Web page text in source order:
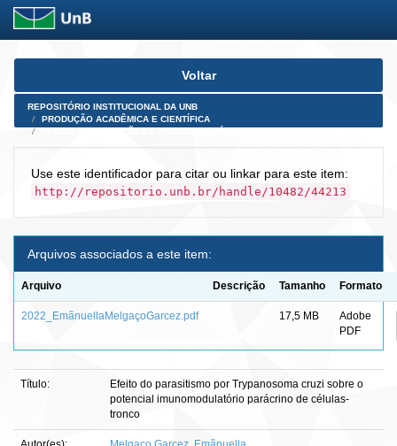
Skip
Voltar
REPOSITÓRIO INSTITUCIONAL DA UNB
PRODUÇÃO ACADÊMICA E CIENTÍFICA
Use este identificador para citar ou linkar para este item:
http://repositorio.unb.br/handle/10482/44213
Arquivos associados a este item:
Arquivo Descrição Tamanho Formato
2022_EmãnuellaMelgaçoGarcez.pdf 17,5 MB
Adobe
PDF
Título:
Efeito do parasitismo por Trypanosoma cruzi sobre o
potencial imunomodulatório parácrino de células-
tronco